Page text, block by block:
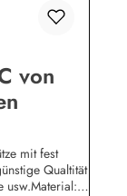
von
mit fest
Qualtität
usw.Material: